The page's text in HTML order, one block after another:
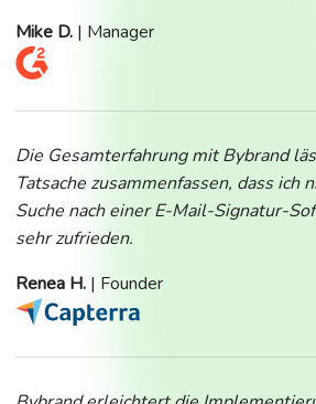
Mike D. | Manager
Die Gesamterfahrung mit Bybrand
Tatsache zusammenfassen, dass ich
Suche nach einer E-Mail-Signatur-
sehr zufrieden.
Renea H. | Founder